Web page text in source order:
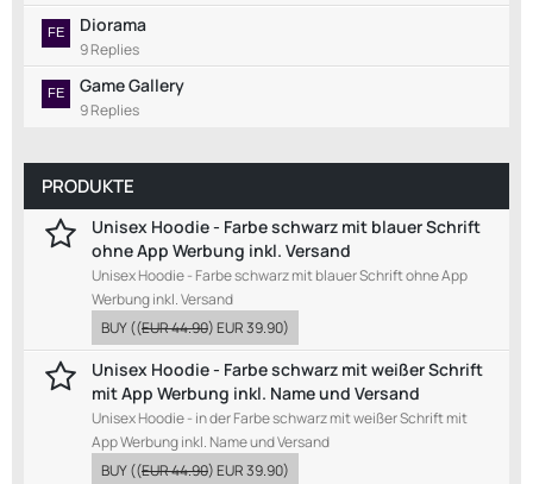
Diorama
9 Replies
Game Gallery
9 Replies
PRODUKTE
Unisex Hoodie - Farbe schwarz mit blauer Schrift
ohne App Werbung inkl. Versand
Unisex Hoodie - Farbe schwarz mit blauer Schrift ohne App
Werbung inkl. Versand
BUY((EUR 44.90)EUR 39.90)
Unisex Hoodie - Farbe schwarz mit weißer Schrift
mit App Werbung inkl. Name und Versand
Unisex Hoodie - in der Farbe schwarz mit weißer Schrift mit
App Werbung inkl. Name und Versand
BUY((EUR 44.90)EUR 39.90)